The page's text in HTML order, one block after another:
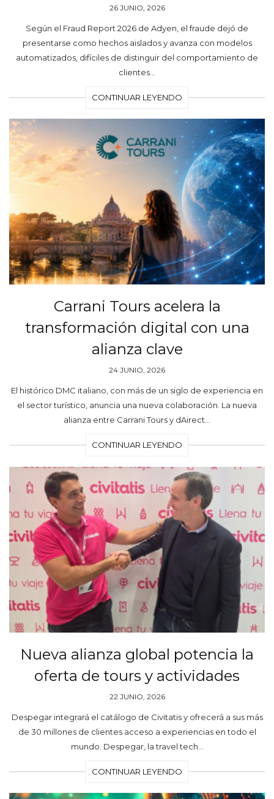
26 JUNIO, 2026
Según el Fraud Report 2026 de Adyen, el fraude dejó de
presentarse como hechos aislados y avanza con modelos
automatizados, difíciles de distinguir del comportamiento de
clientes…
CONTINUAR LEYENDO
Carrani Tours acelera la
transformación digital con una
alianza clave
24 JUNIO, 2026
El histórico DMC italiano, con más de un siglo de experiencia en
el sector turístico, anuncia una nueva colaboración. La nueva
alianza entre Carrani Tours y dAirect…
CONTINUAR LEYENDO
Nueva alianza global potencia la
oferta de tours y actividades
22 JUNIO, 2026
Despegar integrará el catálogo de Civitatis y ofrecerá a sus más
de 30 millones de clientes acceso a experiencias en todo el
mundo. Despegar, la travel tech…
CONTINUAR LEYENDO